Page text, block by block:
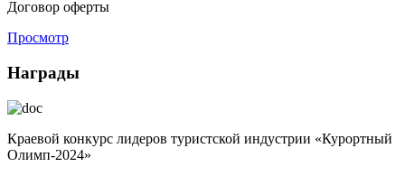
Договор оферты
Просмотр
Награды
Краевой конкурс лидеров туристской индустрии «Курортный
Олимп-2024»